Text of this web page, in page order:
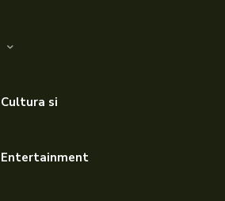
Cultura si
Entertainment